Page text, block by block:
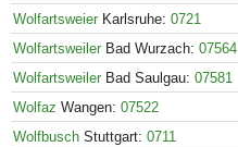
Wolfartsweier Karlsruhe: 0721
Wolfartsweiler Bad Wurzach: 07564
Wolfartsweiler Bad Saulgau: 07581
Wolfaz Wangen: 07522
Wolfbusch Stuttgart: 0711